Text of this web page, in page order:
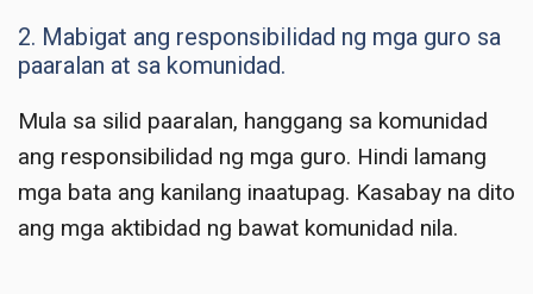
2. Mabigat ang responsibilidad ng mga guro sa
paaralan at sa komunidad.
Mula sa silid paaralan, hanggang sa komunidad
ang responsibilidad ng mga guro. Hindi lamang
mga bata ang kanilang inaatupag. Kasabay na dito
ang mga aktibidad ng bawat komunidad nila.